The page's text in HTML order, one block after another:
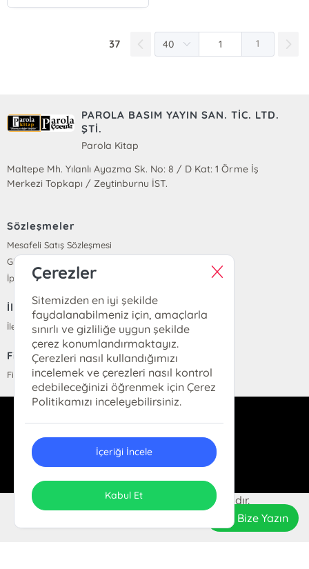
37 1
PAROLA BASIM YAYIN SAN. TİC. LTD.
ŞTİ.
Parola Kitap
Maltepe Mh. Yılanlı Ayazma Sk. No: 8 / D Kat: 1 Örme İş
Merkezi Topkapı / Zeytinburnu İST.
Sözleşmeler
Mesafeli Satış Sözleşmesi
Gizlilik Sözleşmesi
İptal ve İade Koşulları
İletişim
İletişim
Fiyat Listesi
Fiyat Listesi
05307061612
2024 Parola Kitap. Her hakkı saklıdır.
Bize Yazın
Çerezler
Sitemizden en iyi şekilde
faydalanabilmeniz için, amaçlarla
sınırlı ve gizliliğe uygun şekilde
çerez konumlandırmaktayız.
Çerezleri nasıl kullandığımızı
incelemek ve çerezleri nasıl kontrol
edebileceğinizi öğrenmek için Çerez
Politikamızı inceleyebilirsiniz.
İçeriği İncele
Kabul Et